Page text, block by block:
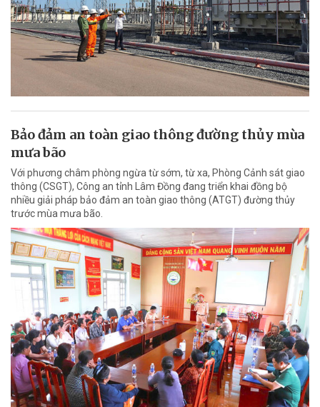
Bảo đảm an toàn giao thông đường thủy mùa
mưa bão
Với phương châm phòng ngừa từ sớm, từ xa, Phòng Cảnh sát giao
thông (CSGT), Công an tỉnh Lâm Đồng đang triển khai đồng bộ
nhiều giải pháp bảo đảm an toàn giao thông (ATGT) đường thủy
trước mùa mưa bão.